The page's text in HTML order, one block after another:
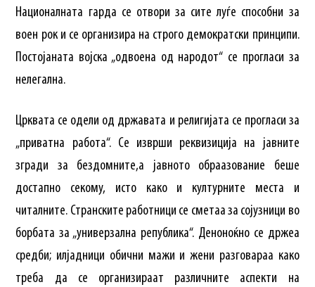
Националната гарда се отвори за сите луѓе способни за
воен рок и се организира на строго демократски принципи.
Постојаната војска „одвоена од народот“ се прогласи за
нелегална.
Црквата се одели од државата и религијата се прогласи за
„приватна работа“. Се изврши реквизиција на јавните
згради за бездомните,а јавното обраазование беше
достапно секому, исто како и културните места и
читалните. Странските работници се сметаа за сојузници во
борбата за „универзална република“. Деноноќно се држеа
средби; илјадници обични мажи и жени разговараа како
треба да се организираат различните аспекти на